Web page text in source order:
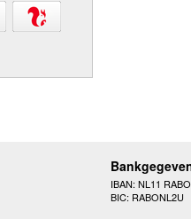
IBAN: NL11
BIC: RABONL2U